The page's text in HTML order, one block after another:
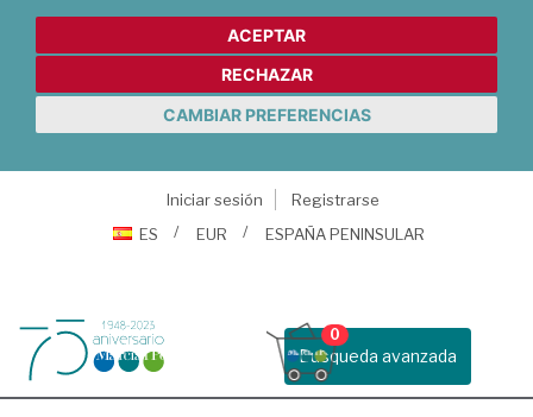
ACEPTAR
RECHAZAR
CAMBIAR PREFERENCIAS
Iniciar sesión
Registrarse
ES
EUR ESPAÑA PENINSULAR
Busqueda avanzada
0